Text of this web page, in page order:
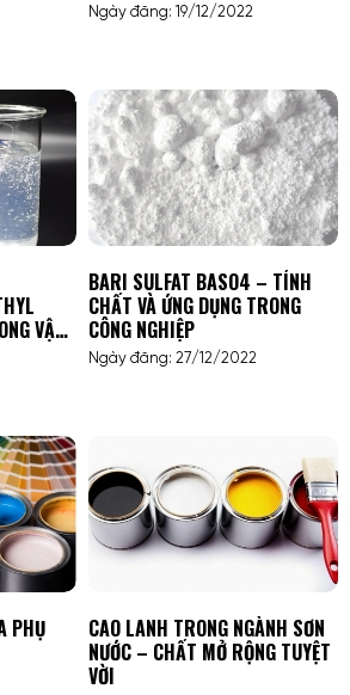
Ngày đăng: 19/12/2022
VẬT
BARI SULFAT BASO4 – TÍNH
CHẤT VÀ ỨNG DỤNG TRONG
CÔNG NGHIỆP
Ngày đăng: 27/12/2022
PHỤ
CAO LANH TRONG NGÀNH SƠN
NƯỚC – CHẤT MỞ RỘNG TUYỆT
VỜI